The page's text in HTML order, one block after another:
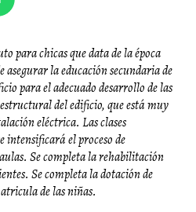
para chicas que data de la época
la educación secundaria de
para el adecuado desarrollo de las
del edificio, que está muy
eléctrica. Las clases
intensificará el proceso de
Se completa la rehabilitación
Se completa la dotación de
de las niñas.